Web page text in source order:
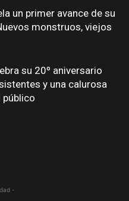
un primer avance de su
monstruos, viejos
su 20º aniversario
y una calurosa
público
-